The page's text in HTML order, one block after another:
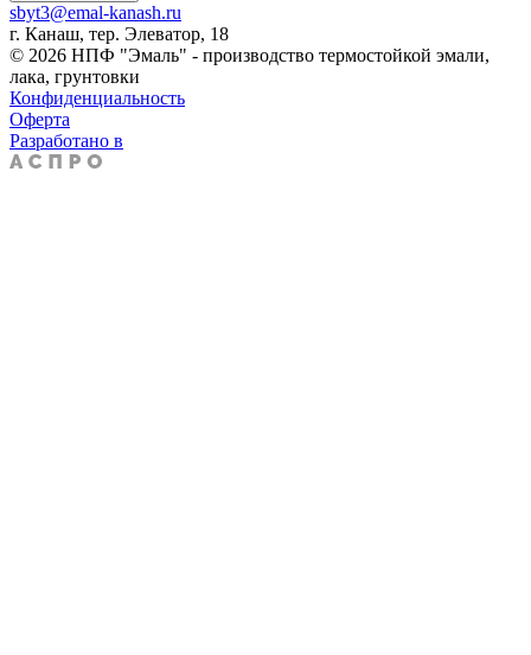
sbyt3@emal-kanash.ru
г. Канаш, тер. Элеватор, 18
© 2026 НПФ "Эмаль" - производство термостойкой эмали,
лака, грунтовки
Конфиденциальность
Оферта
Разработано в